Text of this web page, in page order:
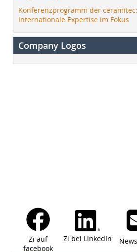
Konferenzprogramm der ceramitec:
Internationale Expertise im Fokus
Company Logos
Zi auf
facebook
Zi bei LinkedIn